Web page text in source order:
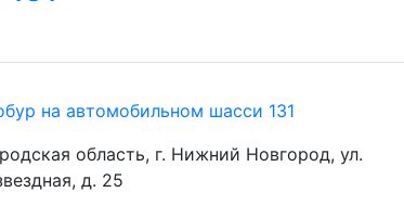
на автомобильном шасси 131
область, г. Нижний Новгород, ул.
д. 25